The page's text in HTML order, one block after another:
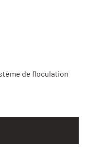
de floculation